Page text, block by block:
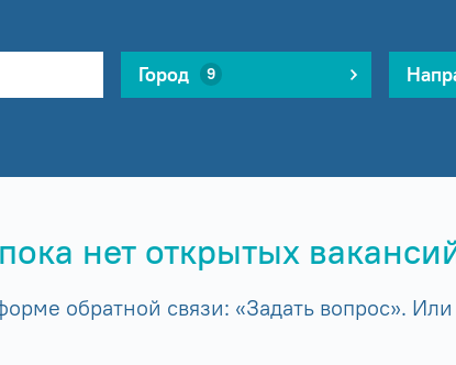
Город 9
нет открытых
обратной связи: «Задать вопрос». Или